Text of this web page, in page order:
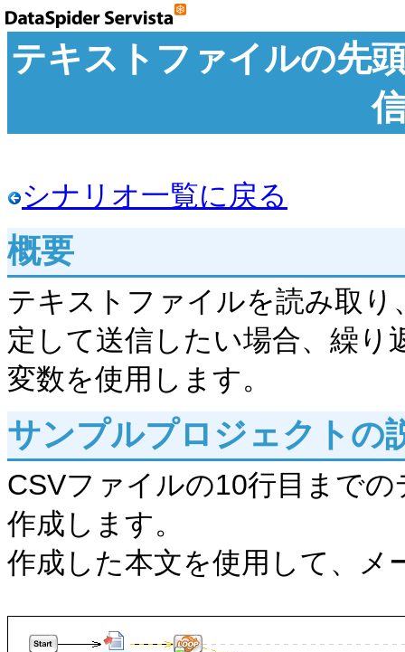
テキストファイルの先
シナリオ一覧に戻る
概要
テキストファイルを読み取
定して送信したい場合、繰
変数を使用します。
サンプルプロジェクトの
CSVファイルの10行目まで
作成します。
作成した本文を使用して、メ